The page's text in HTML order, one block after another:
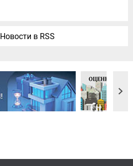
Новости в RSS